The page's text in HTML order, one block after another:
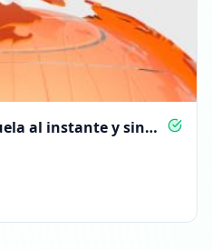
al instante y sin